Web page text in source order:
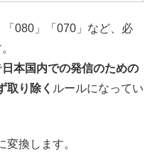
080」「070」など、必
日本国内での発信のための
取り除く ルールになってい
換します。